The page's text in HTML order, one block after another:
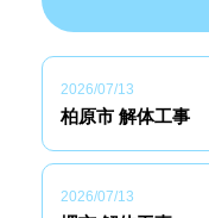
2026/07/13
柏原市 解体工事
2026/07/13